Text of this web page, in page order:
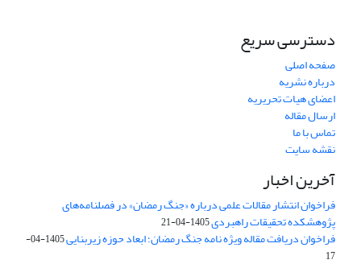
دسترسی سریع
صفحه اصلی
درباره نشریه
اعضای هیات تحریریه
ارسال مقاله
تماس با ما
نقشه سایت
آخرین اخبار
فراخوان انتشار مقالات علمی درباره «جنگ رمضان» در فصلنامه‌های
پژوهشکده تحقیقات راهبردی1405-04-21
فراخوان دریافت مقاله ویژه نامه جنگ رمضان؛ ابعاد حوزه زیربنایی
1405-04-
17